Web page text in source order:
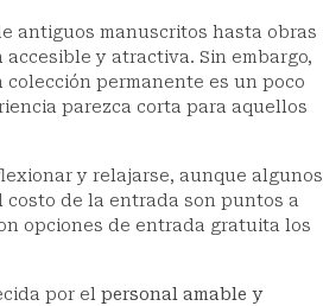
antiguos manuscritos hasta obras
y atractiva. Sin embargo,
permanente es un poco
parezca corta para aquellos
y relajarse, aunque algunos
costo de la entrada son puntos a
opciones de entrada gratuita los
por el personal amable y